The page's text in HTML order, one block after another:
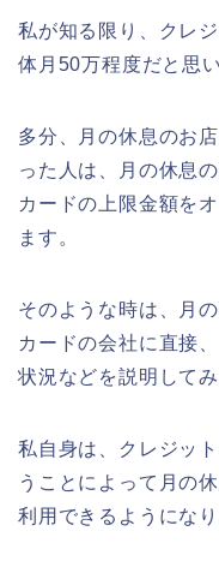
私が知る限り、クレ
体月50万程度だと思
多分、月の休息のお
った人は、月の休息
カードの上限金額を
ます。
そのような時は、月
カードの会社に直接
状況などを説明して
私自身は、クレジッ
うことによって月の
利用できるようになり